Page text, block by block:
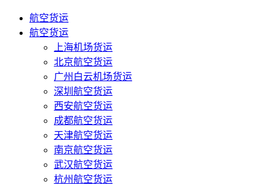
航空货运
航空货运
上海机场货运
北京航空货运
广州白云机场货运
深圳航空货运
西安航空货运
成都航空货运
天津航空货运
南京航空货运
武汉航空货运
杭州航空货运